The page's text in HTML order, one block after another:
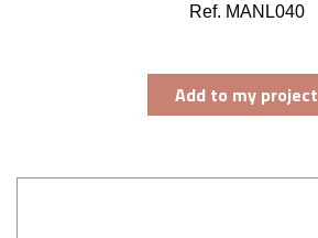
Ref. MANL040
Add to my project